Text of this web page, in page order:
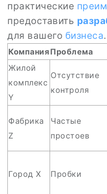
практические
предоставить
для вашего бизнеса.
КомпанияПроблема
Жилой
комплекс
Y
Отсутствие
контроля
Фабрика
Z
Частые
простоев
Город X Пробки